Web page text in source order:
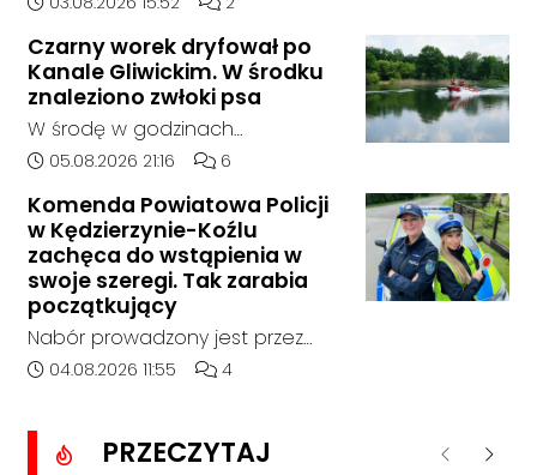
14:30 na drodze wojewódzkiej nr
408 pomiędzy Starym Koźlem a
Bierawą.
Czarny worek dryfował po
Kanale Gliwickim. W środku
znaleziono zwłoki psa
W środę w godzinach
popołudniowych służby zostały
Gliwicki po zgłoszeniu od
zaniepokojonego świadka.
Osoba zgłaszająca zauważyła
unoszący się na wodzie czarny
worek, którego zawartość
wzbudziła jej niepokój.
Data dodania artykułu:
05.08.2026 21:16 Liczba komentarzy artykułu:
6
Komenda Powiatowa Policji
w Kędzierzynie-Koźlu
zachęca do wstąpienia w
swoje szeregi. Tak zarabia
początkujący
Nabór prowadzony jest przez
cały rok, a dokumenty można
elektronicznie. Początkujący
funkcjonariusz może otrzymywać
Data dodania artykułu:
04.08.2026 11:55 Liczba komentarzy artykułu:
4
PRZECZYTAJ Poprzednie